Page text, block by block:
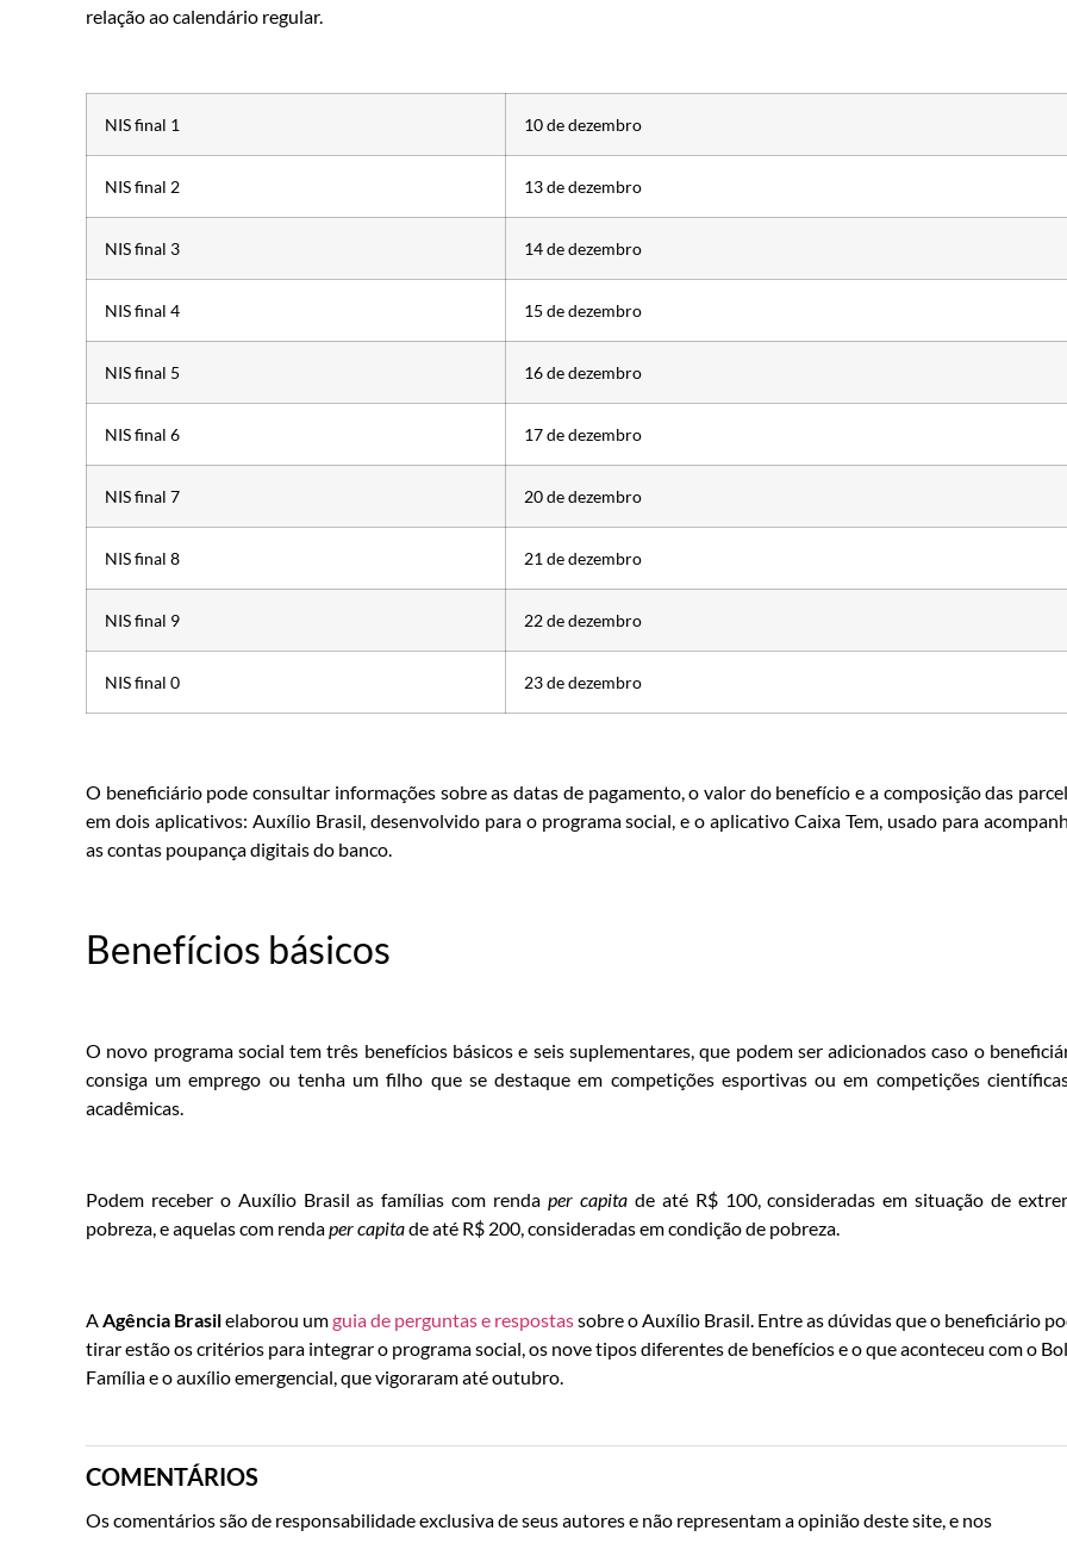
relação ao calendário regular.
NIS final 1 10 de dezembro
NIS final 2 13 de dezembro
NIS final 3 14 de dezembro
NIS final 4 15 de dezembro
NIS final 5 16 de dezembro
NIS final 6 17 de dezembro
NIS final 7 20 de dezembro
NIS final 8 21 de dezembro
NIS final 9 22 de dezembro
NIS final 0 23 de dezembro
O beneficiário pode consultar informações sobre as datas de pagamento, o valor do benefício e a composição das
em dois aplicativos: Auxílio Brasil, desenvolvido para o programa social, e o aplicativo Caixa Tem, usado para
as contas poupança digitais do banco.
Benefícios básicos
O novo programa social tem três benefícios básicos e seis suplementares, que podem ser adicionados caso o
consiga um emprego ou tenha um filho que se destaque em competições esportivas ou em competições
acadêmicas.
Podem receber o Auxílio Brasil as famílias com rendaper capitade até R$ 100, consideradas em situação de
pobreza, e aquelas com rendaper capitade até R$ 200, consideradas em condição de pobreza.
A Agência Brasilelaborou umguia de perguntas e respostassobre o Auxílio Brasil. Entre as dúvidas que o beneficiário
tirar estão os critérios para integrar o programa social, os nove tipos diferentes de benefícios e o que aconteceu com o
Família e o auxílio emergencial, que vigoraram até outubro.
COMENTÁRIOS
Os comentários são de responsabilidade exclusiva de seus autores e não representam a opinião deste site, e nos